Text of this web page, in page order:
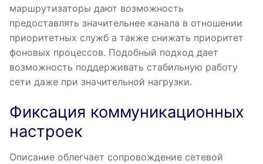
маршрутизаторы дают возможность
предоставлять значительнее канала в отношении
приоритетных служб а также снижать приоритет
фоновых процессов. Подобный подход дает
возможность поддерживать стабильную работу
сети даже при значительной нагрузки.
Фиксация коммуникационных
настроек
Описание облегчает сопровождение сетевой